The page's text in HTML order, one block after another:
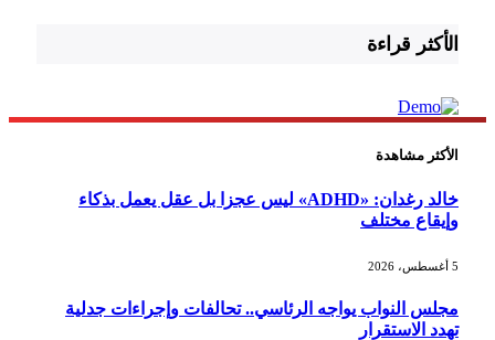
الأكثر قراءة
الأكثر مشاهدة
خالد رغدان: «ADHD» ليس عجزا بل عقل يعمل بذكاء
وإيقاع مختلف
مجلس النواب يواجه الرئاسي.. تحالفات وإجراءات جدلية
تهدد الاستقرار